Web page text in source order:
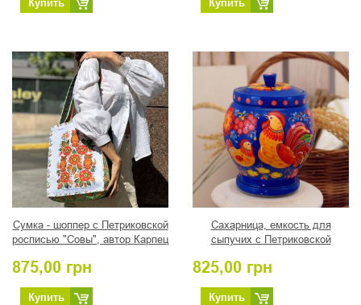
Купить Купить
Сумка - шоппер с Петриковской
росписью "Совы", автор Карпец
875,00 грн
Купить
Сахарница, емкость для
сыпучих с Петриковской
825,00 грн
Купить